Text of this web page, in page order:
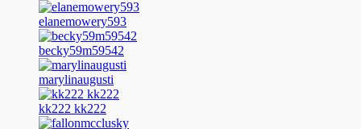
elanemowery593
becky59m59542
marylinaugusti
kk222 kk222